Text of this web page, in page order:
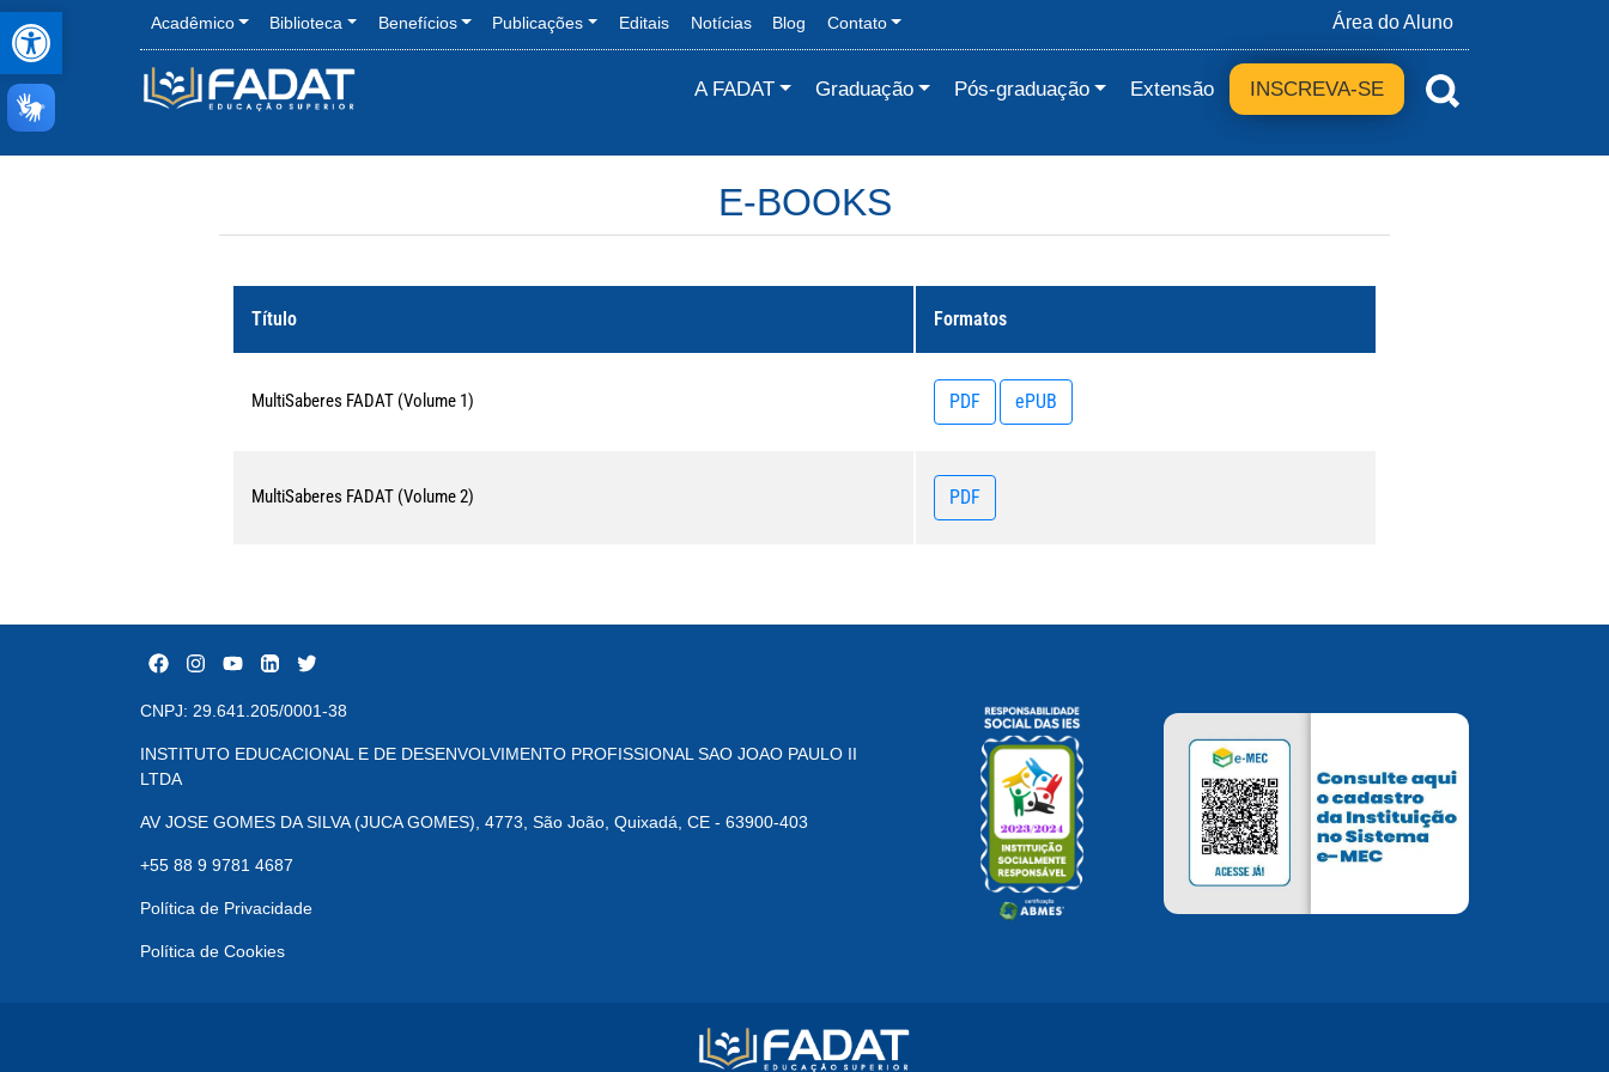
Abrir a barra de ferramentas
Acadêmico Biblioteca Benefícios Publicações Editais Notícias Blog Contato Área do Aluno
A FADAT Graduação Pós-graduação Extensão INSCREVA-SE
E-BOOKS
Título Formatos
MultiSaberes FADAT (Volume 1) PDF ePUB
MultiSaberes FADAT (Volume 2) PDF
CNPJ: 29.641.205/0001-38
INSTITUTO EDUCACIONAL E DE DESENVOLVIMENTO PROFISSIONAL SAO JOAO PAULO II
LTDA
AV JOSE GOMES DA SILVA (JUCA GOMES), 4773, São João, Quixadá, CE - 63900-403
+55 88 9 9781 4687
Política de Privacidade
Política de Cookies